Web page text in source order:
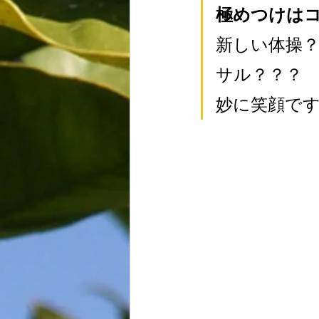
極めつけは
新しい体操
サル？？？
妙に笑顔で